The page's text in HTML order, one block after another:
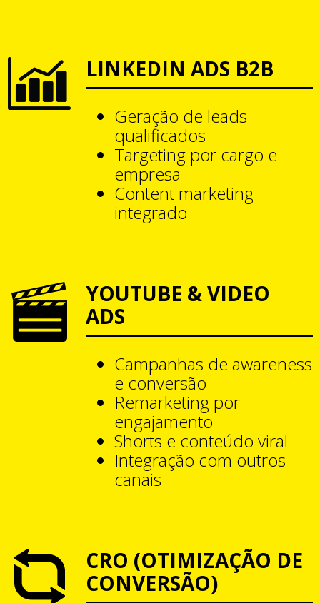
LINKEDIN ADS B2B
Geração de leads
qualificados
Targeting por cargo e
empresa
Content marketing
integrado
YOUTUBE & VIDEO
ADS
Campanhas de awareness
e conversão
Remarketing por
engajamento
Shorts e conteúdo viral
Integração com outros
canais
CRO (OTIMIZAÇÃO DE
CONVERSÃO)